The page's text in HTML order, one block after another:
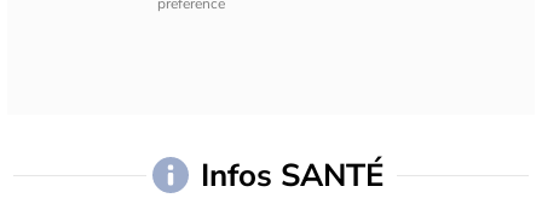
Infos SANTÉ